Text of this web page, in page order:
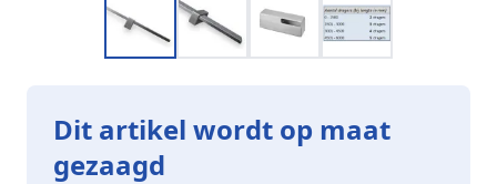
Dit artikel wordt op maat
gezaagd